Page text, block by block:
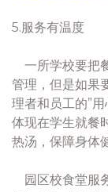
5.服务有温度
一所学校要把
管理，但是如果
理者和员工的”
体现在学生就餐
热汤，保障身体
园区校食堂服